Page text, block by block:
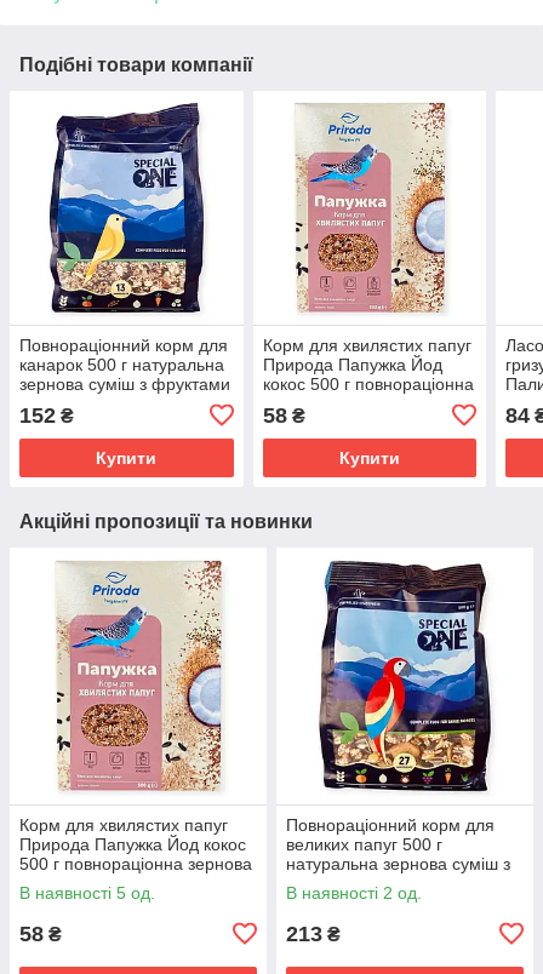
Подібні товари компанії
Повнораціонний корм для
канарок 500 г натуральна
зернова суміш з фруктами
овочами та насінням для
птахів
152 ₴
Купити
Корм для хвилястих папуг
Природа Папужка Йод
кокос 500 г повнораціонна
зернова суміш з фруктами
для птахів
58₴
Купити
84
Акційні пропозиції та новинки
Корм для хвилястих папуг
Природа Папужка Йод кокос
500 г повнораціонна зернова
суміш з фруктами для птахів
В наявності 5 од.
58 ₴
Повнораціонний корм для
великих папуг 500 г
натуральна зернова суміш з
горіхами фруктами та
ягодами для птахів
В наявності 2 од.
213 ₴